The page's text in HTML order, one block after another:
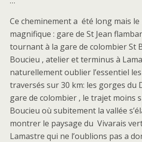
Ce cheminement a été long mais
magnifique : gare de St Jean
tournant à la gare de colombier St
Boucieu , atelier et terminus à
naturellement oublier l’essentiel
traversés sur 30 km: les gorges du
gare de colombier , le trajet moins
Boucieu où subitement la vallée
montrer le paysage du Vivarais
Lamastre qui ne l’oublions pas a